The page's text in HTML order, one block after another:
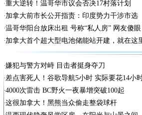
重大逆转！温哥华市议会否决17村落计划
加拿大前市长公开指责：印度势力干涉市选
温哥华阳台放床出租 号称“私人房” 网友傻眼
加拿大首个超大型电池储能站开建，就在这
嫌犯与警方对峙 目击者挺身夺刀
差点害死人！谷歌导航5小时 实际要花14小
4000次雷击 BC野火一夜暴增突破100起
这很加拿大！黑熊当众偷走整袋球杆